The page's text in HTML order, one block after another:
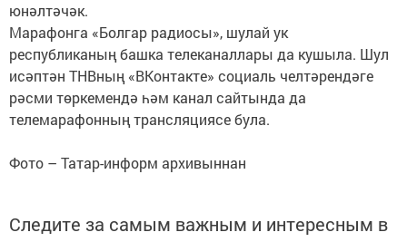
юнәлтәчәк.
Марафонга «Болгар радиосы», шулай ук
республиканың башка телеканаллары да кушыла. Шул
исәптән ТНВның «ВКонтакте» социаль челтәрендәге
рәсми төркемендә һәм канал сайтында да
телемарафонның трансляциясе була.
Фото – Татар-информ архивыннан
Следите за самым важным и интересным в